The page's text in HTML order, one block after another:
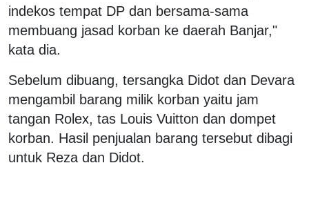
indekos tempat DP dan bersama-sama
membuang jasad korban ke daerah Banjar,"
kata dia.
Sebelum dibuang, tersangka Didot dan Devara
mengambil barang milik korban yaitu jam
tangan Rolex, tas Louis Vuitton dan dompet
korban. Hasil penjualan barang tersebut dibagi
untuk Reza dan Didot.